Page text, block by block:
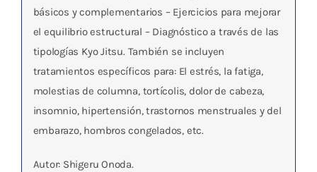
básicos y complementarios – Ejercicios para mejorar
el equilibrio estructural – Diagnóstico a través de las
tipologías Kyo Jitsu. También se incluyen
tratamientos específicos para: El estrés, la fatiga,
molestias de columna, tortícolis, dolor de cabeza,
insomnio, hipertensión, trastornos menstruales y del
embarazo, hombros congelados, etc.
Autor: Shigeru Onoda.